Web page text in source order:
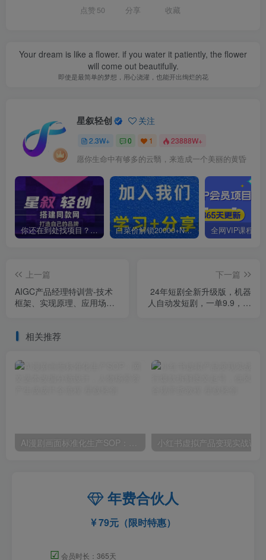
点赞 50 分享 收藏
Your dream is like a flower. if you water it patiently, the flower
will come out beautifully.
即使是最简单的梦想，用心浇灌，也能开出绚烂的花
星叙轻创 关注
2.3W+ 0 1 23888W+
愿你生命中有够多的云翳，来造成一个美丽的黄昏
你还在到处找项目？还在当韭菜？我靠卖项目一个月收入5万+，曾经我也是个失败者。 白菜价解锁20000+N个赚钱机会，加入星叙轻创会员，全站资源免费学习。
上一篇
AIGC产品经理特训营-技术
框架、实现原理、应用场
下一篇
24年短剧全新升级版，机器
人自动发短剧，一单9.9，一
相关推荐
AI漫剧画面标准化生产SOP：网文选本改编分镜设计，人物场景资产生成成片全流程
年费合伙人
79元（限时特惠）
☑ 会员时长：365天